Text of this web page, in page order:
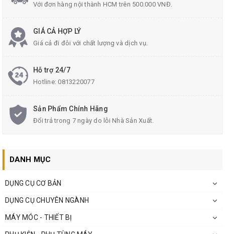
Với đơn hàng nội thành HCM trên 500.000 VNĐ.
GIÁ CẢ HỢP LÝ
Giá cả đi đôi với chất lượng và dịch vụ.
Hỗ trợ 24/7
Hotline:0813220077
Sản Phẩm Chính Hãng
Đổi trả trong 7 ngày do lỗi Nhà Sản Xuất.
DANH MỤC
DỤNG CỤ CƠ BẢN
DỤNG CỤ CHUYÊN NGÀNH
MÁY MÓC - THIẾT BỊ